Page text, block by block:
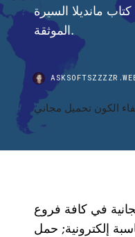
مانديلا السيرة
الموثقة.
الكون تحميل مجاني
في كافة فروع
محاسبة إلكترونية; حمل